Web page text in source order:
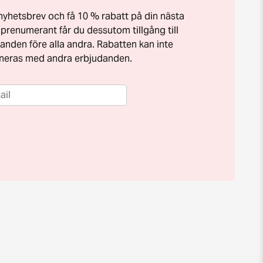
och få 10 % rabatt på din nästa
får du dessutom tillgång till
före alla andra. Rabatten kan inte
med andra erbjudanden.